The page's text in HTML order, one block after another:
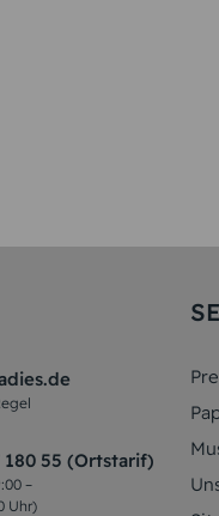
180 55 (Ortstarif)
–
Uhr)